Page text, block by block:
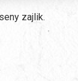
zajlik.